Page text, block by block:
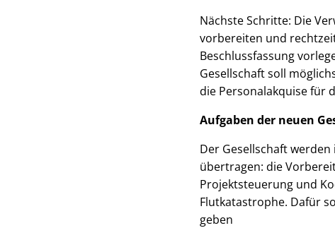
Nächste Schritte: Die
vorbereiten und
Beschlussfassung
Gesellschaft soll
die Personalakquise für
Aufgaben der neuen
Der Gesellschaft
übertragen: die
Projektsteuerung und
Flutkatastrophe. Dafür
geben